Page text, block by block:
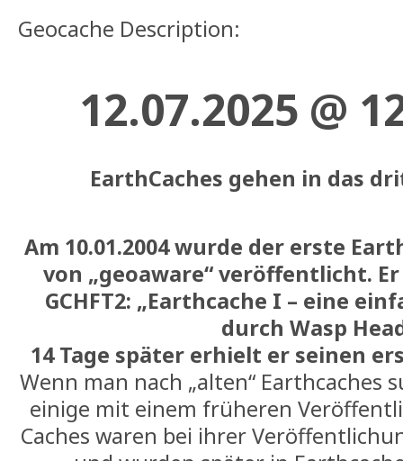
Geocache Description:
12.07.2025 @
EarthCaches gehen in das
Am 10.01.2004 wurde der erste
von „geoaware“ veröffentlicht.
GCHFT2: „Earthcache I – eine
durch Wasp
14 Tage später erhielt er seinen
Wenn man nach „alten“ Earthcaches
einige mit einem früheren
Caches waren bei ihrer